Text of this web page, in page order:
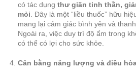
có tác dụng thư giãn tinh thần,
mỏi. Đây là một “liều thuốc” hữu
mang lại cảm giác bình yên và
Ngoài ra, việc duy trì độ ẩm trong
có thể có lợi cho sức khỏe.
Cân bằng năng lượng và điều